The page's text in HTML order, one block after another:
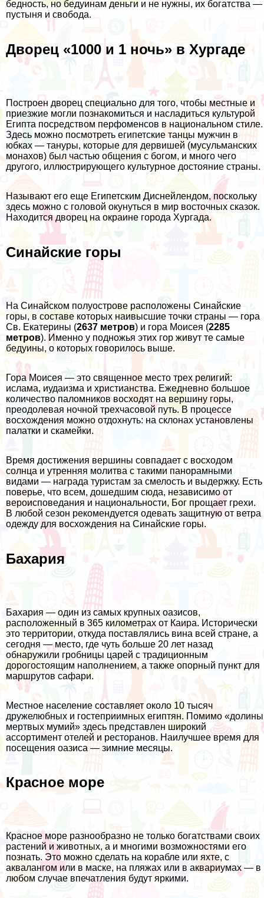
бедность, но бедуинам деньги и не нужны, их богатства —
пустыня и свобода.
Дворец «1000 и 1 ночь» в Хургаде
Построен дворец специально для того, чтобы местные и
приезжие могли познакомиться и насладиться культурой
Египта посредством перфоменсов в национальном стиле.
Здесь можно посмотреть египетские танцы мужчин в
юбках — тануры, которые для дервишей (мусульманских
монахов) был частью общения с богом, и много чего
другого, иллюстрирующего культурное достояние страны.
Называют его еще Египетским Диснейлендом, поскольку
здесь можно с головой окунуться в мир восточных сказок.
Находится дворец на окраине города Хургада.
Синайские горы
На Синайском полуострове расположены Синайские
горы, в составе которых наивысшие точки страны — гора
Св. Екатерины (2637 метров) и гора Моисея (2285
метров). Именно у подножья этих гор живут те самые
бедуины, о которых говорилось выше.
Гора Моисея — это священное место трех религий:
ислама, иудаизма и христианства. Ежедневно большое
количество паломников восходят на вершину горы,
преодолевая ночной трехчасовой путь. В процессе
восхождения можно отдохнуть: на склонах установлены
палатки и скамейки.
Время достижения вершины совпадает с восходом
солнца и утренняя молитва с такими панорамными
видами — награда туристам за смелость и выдержку. Есть
поверье, что всем, дошедшим сюда, независимо от
вероисповедания и национальности, Бог прощает грехи.
В любой сезон рекомендуется одевать защитную от ветра
одежду для восхождения на Синайские горы.
Бахария
Бахария — один из самых крупных оазисов,
расположенный в 365 километрах от Каира. Исторически
это территории, откуда поставлялись вина всей стране, а
сегодня — место, где чуть больше 20 лет назад
обнаружили гробницы царей с традиционным
дорогостоящим наполнением, а также опорный пункт для
маршрутов сафари.
Местное население составляет около 10 тысяч
дружелюбных и гостеприимных египтян. Помимо «долины
мертвых мумий» здесь представлен широкий
ассортимент отелей и ресторанов. Наилучшее время для
посещения оазиса — зимние месяцы.
Красное море
Красное море разнообразно не только богатствами своих
растений и животных, а и многими возможностями его
познать. Это можно сделать на корабле или яхте, с
аквалангом или в маске, на пляжах или в аквариумах — в
любом случае впечатления будут яркими.